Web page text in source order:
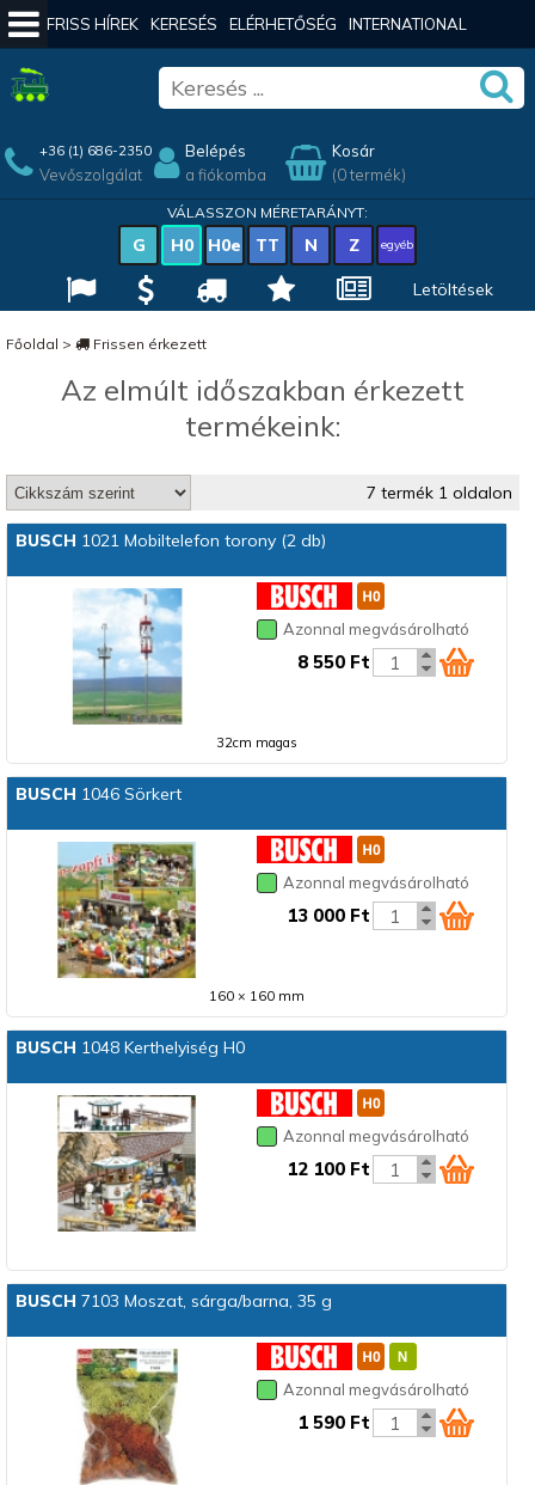
FRISS HÍREK KERESÉS ELÉRHETŐSÉG INTERNATIONAL
+36 (1) 686-2350
Vevőszolgálat
Belépés
a fiókomba
Kosár
(0 termék)
VÁLASSZON MÉRETARÁNYT:
G H0 H0e TT N Z egyéb
Letöltések
Főoldal > Frissen érkezett
Az elmúlt időszakban érkezett
termékeink:
7 termék 1 oldalon
BUSCH 1021 Mobiltelefon torony (2 db)
Azonnal megvásárolható
8 550 Ft
32cm magas
BUSCH 1046 Sörkert
Azonnal megvásárolható
13 000 Ft
160 × 160 mm
BUSCH 1048 Kerthelyiség H0
Azonnal megvásárolható
12 100 Ft
BUSCH 7103 Moszat, sárga/barna, 35 g
Azonnal megvásárolható
1 590 Ft